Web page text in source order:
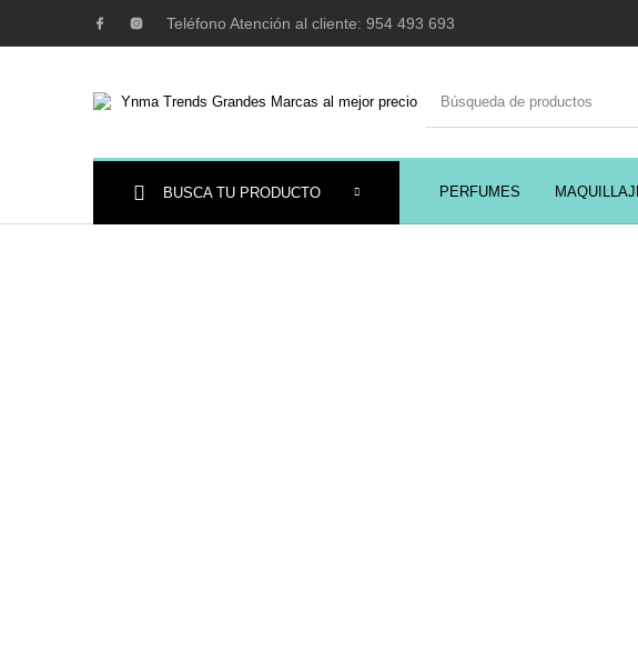
Teléfono Atención al cliente: 954 493 693
PERFUMES
BUSCA TU PRODUCTO